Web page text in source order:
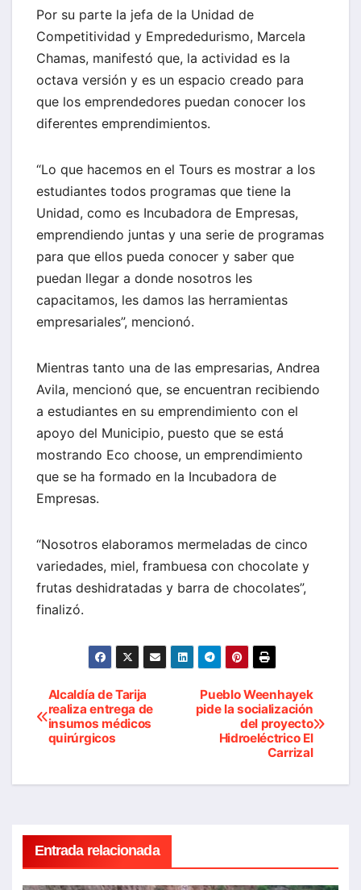
Por su parte la jefa de la Unidad de
Competitividad y Emprededurismo, Marcela
Chamas, manifestó que, la actividad es la
octava versión y es un espacio creado para
que los emprendedores puedan conocer los
diferentes emprendimientos.
“Lo que hacemos en el Tours es mostrar a los
estudiantes todos programas que tiene la
Unidad, como es Incubadora de Empresas,
emprendiendo juntas y una serie de programas
para que ellos pueda conocer y saber que
puedan llegar a donde nosotros les
capacitamos, les damos las herramientas
empresariales”, mencionó.
Mientras tanto una de las empresarias, Andrea
Avila, mencionó que, se encuentran recibiendo
a estudiantes en su emprendimiento con el
apoyo del Municipio, puesto que se está
mostrando Eco choose, un emprendimiento
que se ha formado en la Incubadora de
Empresas.
“Nosotros elaboramos mermeladas de cinco
variedades, miel, frambuesa con chocolate y
frutas deshidratadas y barra de chocolates”,
finalizó.
Navegación
de
Pueblo Weenhayek
pide la socialización
del proyecto
Hidroeléctrico El
Carrizal
Alcaldía de Tarija
realiza entrega de
insumos médicos
quirúrgicos
Entrada relacionada